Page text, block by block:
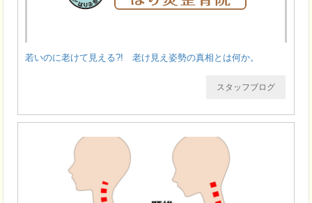
若いのに老けて見える?! 老け見え姿勢の真相とは何か。
スタッフブログ